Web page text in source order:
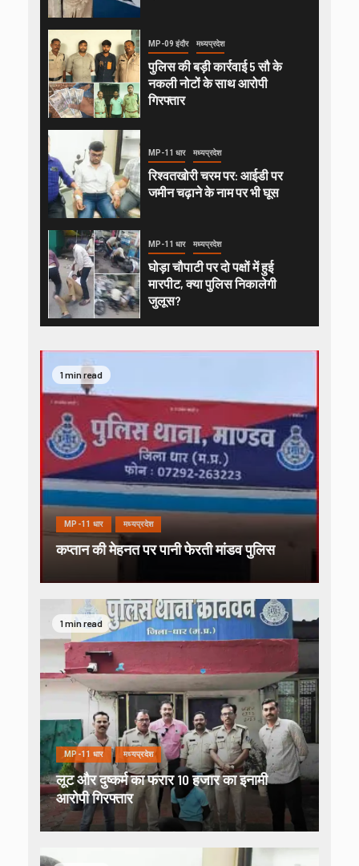
MP-09 इंदौर मध्यप्रदेश
पुलिस की बड़ी कार्रवाई 5 सौ के
नकली नोटों के साथ आरोपी
गिरफ्तार
MP-11 धार मध्यप्रदेश
रिश्वतखोरी चरम पर: आईडी पर
जमीन चढ़ाने के नाम पर भी घूस
MP-11 धार मध्यप्रदेश
घोड़ा चौपाटी पर दो पक्षों में हुई
मारपीट, क्या पुलिस निकालेगी
जुलूस?
1 min read
MP-11 धार मध्यप्रदेश
कप्तान की मेहनत पर पानी फेरती मांडव पुलिस
1 min read
MP-11 धार मध्यप्रदेश
लूट और दुष्कर्म का फरार 10 हजार का इनामी
आरोपी गिरफ्तार